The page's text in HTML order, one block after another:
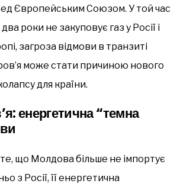
Європейським Союзом. У той час
роки не закуповує газ у Росії і
загроза відмови в транзиті
може стати причиною нового
для країни.
енергетична “темна
що Молдова більше не імпортує
з Росії, її енергетична